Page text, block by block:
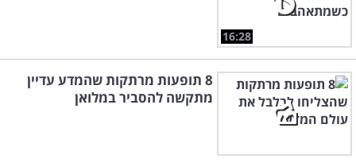
16:28
8 תופעות מרתקות שהמדע עדיין
מתקשה להסביר במלואן